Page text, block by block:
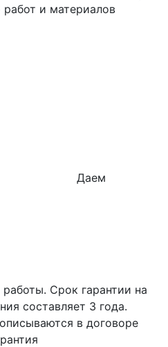
и материалов
Даем
работы. Срок гарантии на
составляет 3 года.
в договоре